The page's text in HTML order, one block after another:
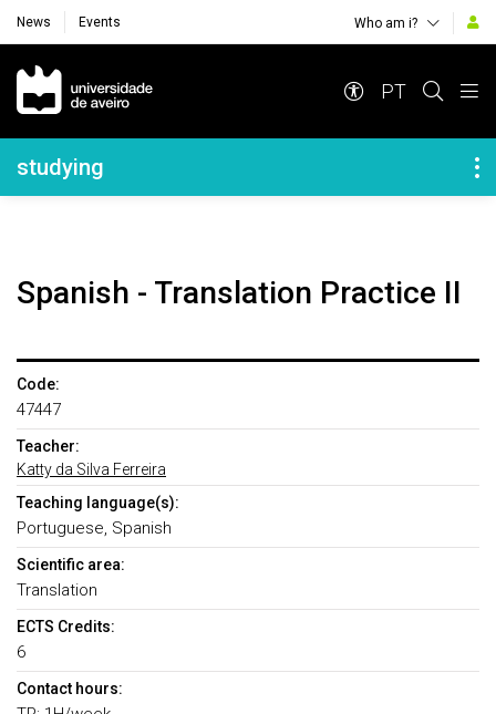
News Events Who am i?
Navegação Principal
PT
Navegação Lateral
studying
Spanish - Translation Practice II
Code:
47447
Teacher:
Katty da Silva Ferreira
Teaching language(s):
Portuguese, Spanish
Scientific area:
Translation
ECTS Credits:
6
Contact hours: